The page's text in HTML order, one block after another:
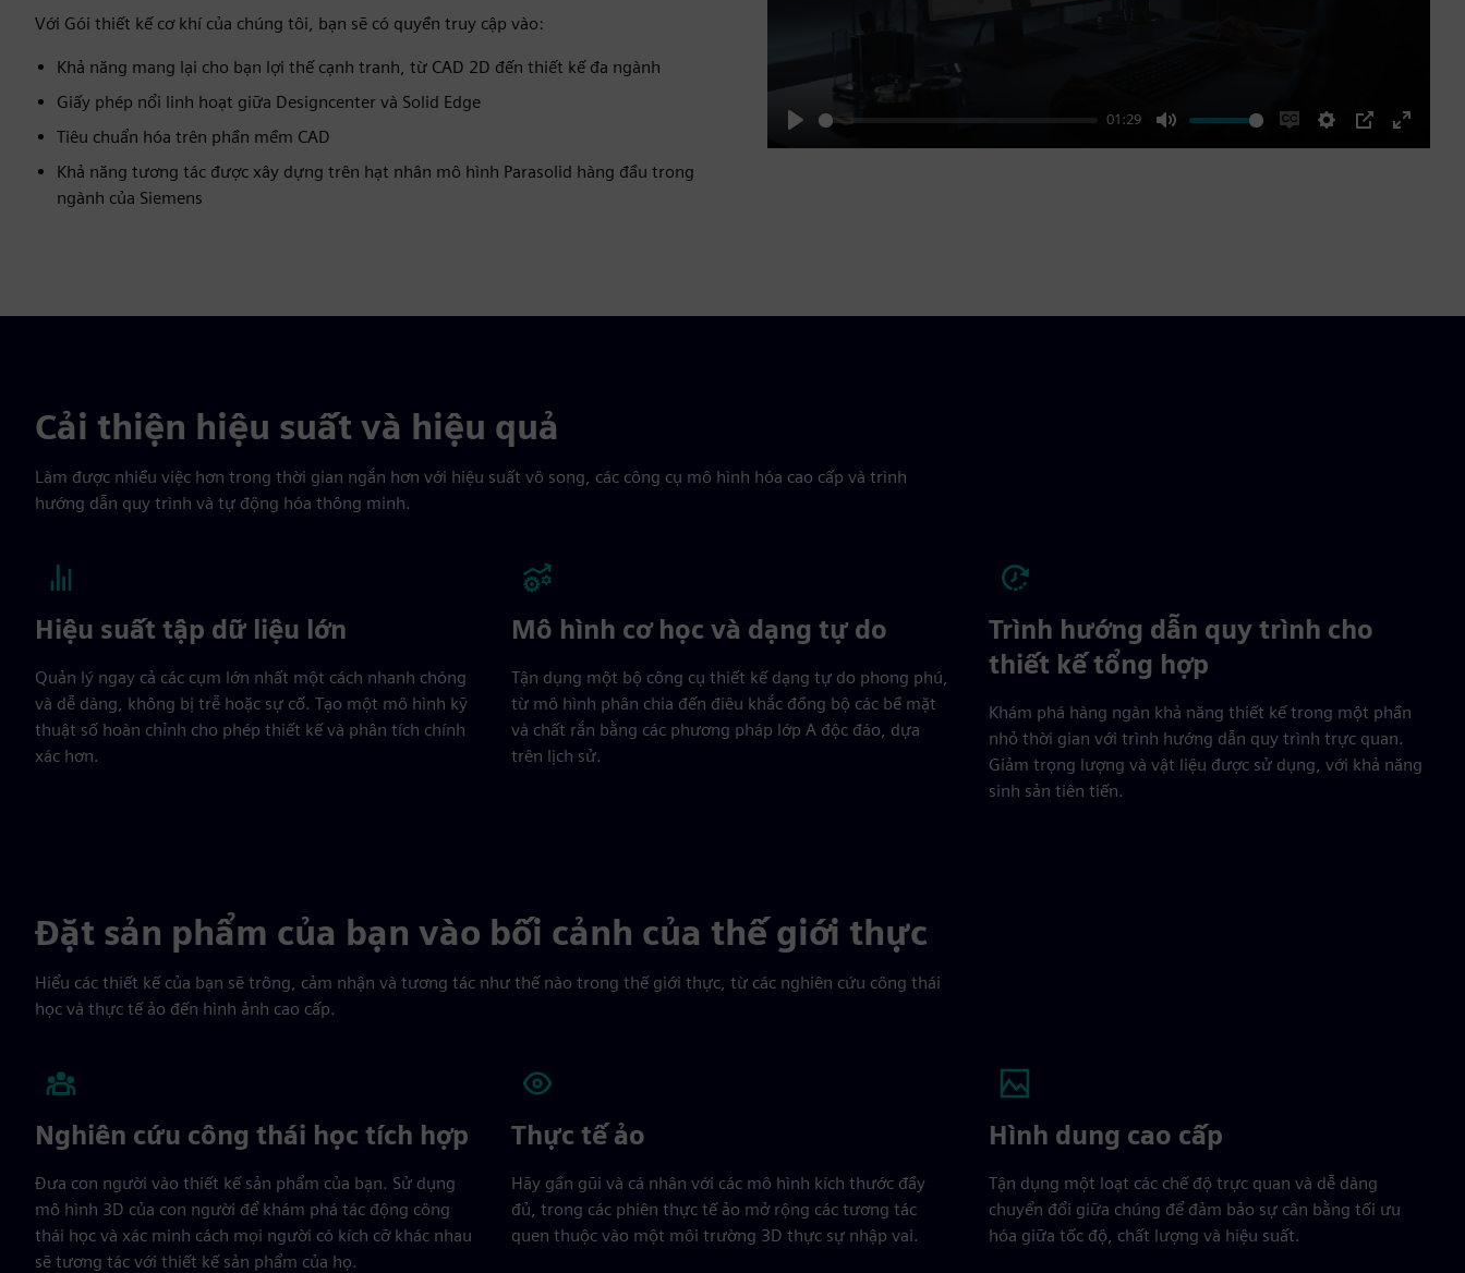
Với Gói thiết kế cơ khí của chúng tôi, bạn sẽ có quyền truy cập vào:
Khả năng mang lại cho bạn lợi thế cạnh tranh, từ CAD 2D đến thiết kế đa ngành
Giấy phép nổi linh hoạt giữa Designcenter và Solid Edge
Tiêu chuẩn hóa trên phần mềm CAD
Khả năng tương tác được xây dựng trên hạt nhân mô hình Parasolid hàng đầu trong
ngành của Siemens
Play
01:29
Mute
EnableSettings
PIP
Enter
Cải thiện hiệu suất và hiệu quả
Làm được nhiều việc hơn trong thời gian ngắn hơn với hiệu suất vô song, các công cụ mô hình hóa cao cấp và trình
hướng dẫn quy trình và tự động hóa thông minh.
Hiệu suất tập dữ liệu lớn
Quản lý ngay cả các cụm lớn nhất một cách nhanh chóng
và dễ dàng, không bị trễ hoặc sự cố. Tạo một mô hình kỹ
thuật số hoàn chỉnh cho phép thiết kế và phân tích chính
xác hơn.
Mô hình cơ học và dạng tự do
Tận dụng một bộ công cụ thiết kế dạng tự do phong phú,
từ mô hình phân chia đến điêu khắc đồng bộ các bề mặt
và chất rắn bằng các phương pháp lớp A độc đáo, dựa
trên lịch sử.
Trình hướng dẫn quy trình cho
thiết kế tổng hợp
Khám phá hàng ngàn khả năng thiết kế trong một phần
nhỏ thời gian với trình hướng dẫn quy trình trực quan.
Giảm trọng lượng và vật liệu được sử dụng, với khả năng
sinh sản tiên tiến.
Đặt sản phẩm của bạn vào bối cảnh của thế giới thực
Hiểu các thiết kế của bạn sẽ trông, cảm nhận và tương tác như thế nào trong thế giới thực, từ các nghiên cứu công thái
học và thực tế ảo đến hình ảnh cao cấp.
Nghiên cứu công thái học tích hợp
Đưa con người vào thiết kế sản phẩm của bạn. Sử dụng
mô hình 3D của con người để khám phá tác động công
thái học và xác minh cách mọi người có kích cỡ khác nhau
sẽ tương tác với thiết kế sản phẩm của họ.
Thực tế ảo
Hãy gần gũi và cá nhân với các mô hình kích thước đầy
đủ, trong các phiên thực tế ảo mở rộng các tương tác
quen thuộc vào một môi trường 3D thực sự nhập vai.
Hình dung cao cấp
Tận dụng một loạt các chế độ trực quan và dễ dàng
chuyển đổi giữa chúng để đảm bảo sự cân bằng tối ưu
hóa giữa tốc độ, chất lượng và hiệu suất.